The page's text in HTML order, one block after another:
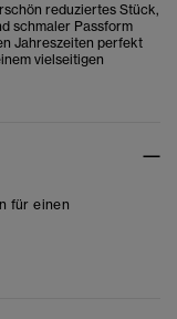
reduziertes Stück,
schmaler Passform
Jahreszeiten perfekt
vielseitigen
für einen